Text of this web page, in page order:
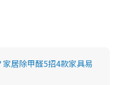
居除甲醛5招4款家具易